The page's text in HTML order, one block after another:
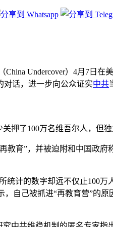
Undercover）4月7日
对话，进一步向公众证实中共
押了100万名维吾尔人，但
育”，并被迫附和中国政府
计的数字却远不仅止100
自己被抓进“再教育营”的